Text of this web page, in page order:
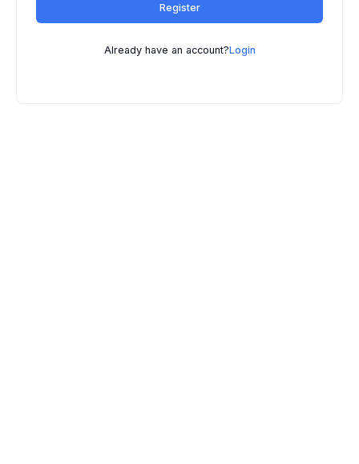
Register
Already have an account?Login